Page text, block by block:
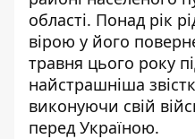
області. Понад рік
вірою у його
травня цього року
найстрашніша
виконуючи свій
перед Україною.